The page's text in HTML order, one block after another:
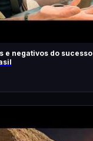
e negativos do